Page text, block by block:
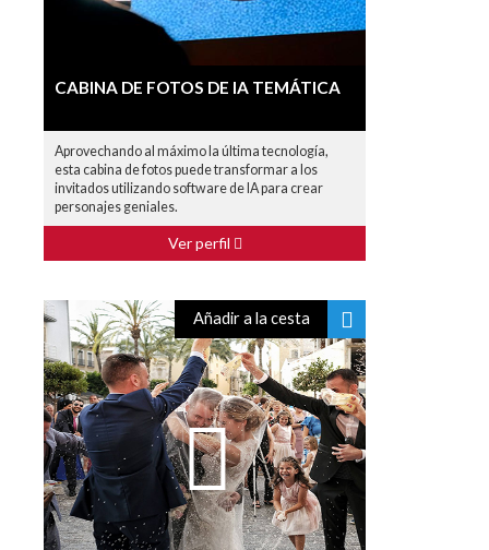
CABINA DE FOTOS DE IA TEMÁTICA
Aprovechando al máximo la última tecnología,
esta cabina de fotos puede transformar a los
invitados utilizando software de IA para crear
personajes geniales.
Ver perfil
Añadir a la cesta